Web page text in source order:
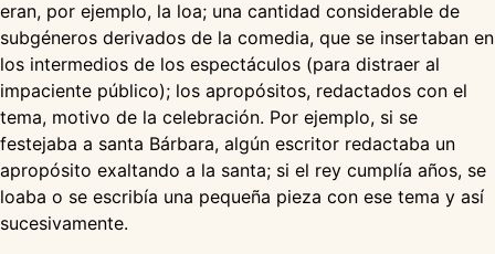
eran, por ejemplo, la loa; una cantidad considerable de
subgéneros derivados de la comedia, que se insertaban en
los intermedios de los espectáculos (para distraer al
impaciente público); los apropósitos, redactados con el
tema, motivo de la celebración. Por ejemplo, si se
festejaba a santa Bárbara, algún escritor redactaba un
apropósito exaltando a la santa; si el rey cumplía años, se
loaba o se escribía una pequeña pieza con ese tema y así
sucesivamente.